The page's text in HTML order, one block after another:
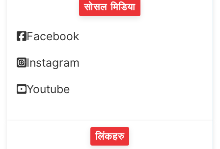
सोसल मिडिया
Facebook
Instagram
Youtube
लिंकहरु